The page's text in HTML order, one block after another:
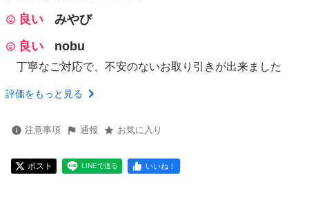
良い
みやび
良い
nobu
丁寧なご対応で、不安のないお取り引きが出来ました
評価をもっと見る
注意事項 通報 お気に入り
ポスト LINEで送る いいね！